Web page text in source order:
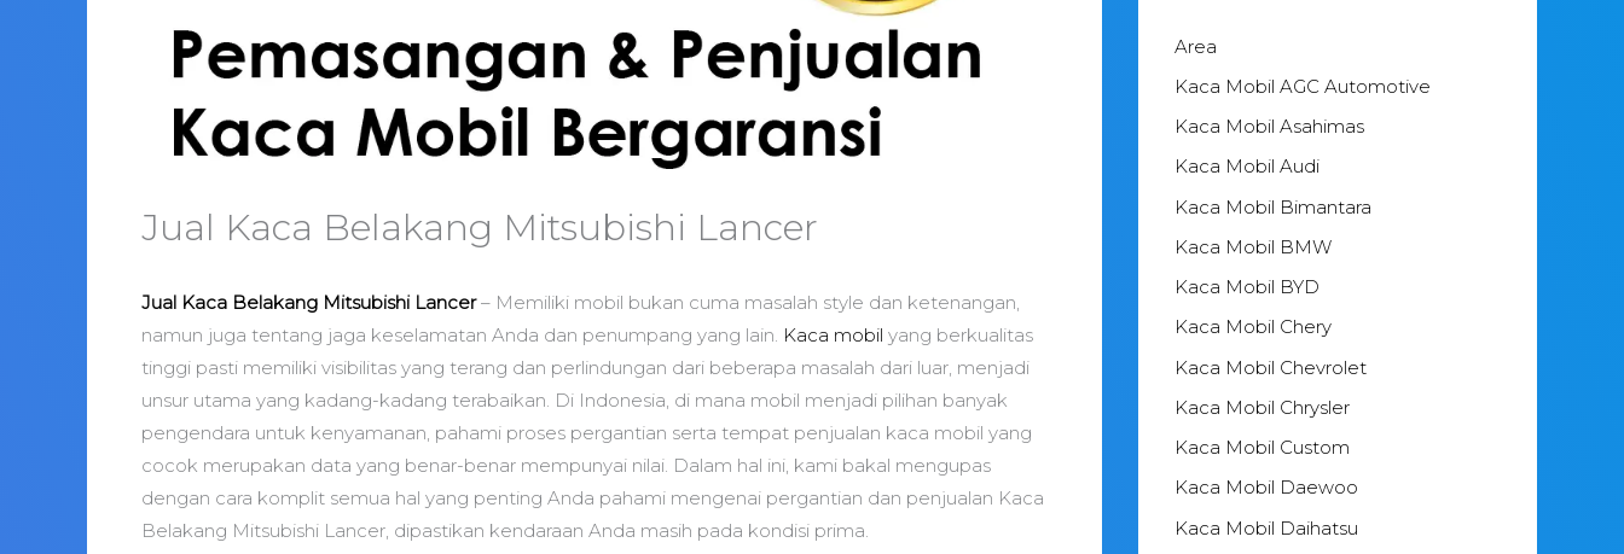
Jual Kaca Belakang Mitsubishi Lancer
Jual Kaca Belakang Mitsubishi Lancer– Memiliki mobil bukan cuma masalah style dan ketenangan,
namun juga tentang jaga keselamatan Anda dan penumpang yang lain. Kaca mobil yang berkualitas
tinggi pasti memiliki visibilitas yang terang dan perlindungan dari beberapa masalah dari luar, menjadi
unsur utama yang kadang-kadang terabaikan. Di Indonesia, di mana mobil menjadi pilihan banyak
pengendara untuk kenyamanan, pahami proses pergantian serta tempat penjualan kaca mobil yang
cocok merupakan data yang benar-benar mempunyai nilai. Dalam hal ini, kami bakal mengupas
dengan cara komplit semua hal yang penting Anda pahami mengenai pergantian dan penjualan Kaca
Belakang Mitsubishi Lancer, dipastikan kendaraan Anda masih pada kondisi prima.
Area
Kaca Mobil AGC Automotive
Kaca Mobil Asahimas
Kaca Mobil Audi
Kaca Mobil Bimantara
Kaca Mobil BMW
Kaca Mobil BYD
Kaca Mobil Chery
Kaca Mobil Chevrolet
Kaca Mobil Chrysler
Kaca Mobil Custom
Kaca Mobil Daewoo
Kaca Mobil Daihatsu